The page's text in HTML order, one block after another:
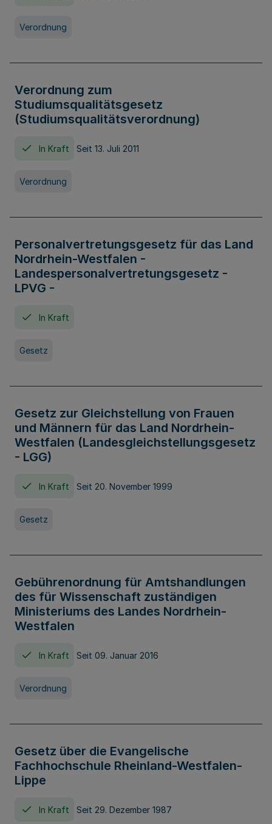
Verordnung
Verordnung zum
Studiumsqualitätsgesetz
(Studiumsqualitätsverordnung)
In Kraft Seit 13. Juli 2011
Verordnung
Personalvertretungsgesetz für das Land
Nordrhein-Westfalen -
Landespersonalvertretungsgesetz -
LPVG -
In Kraft
Gesetz
Gesetz zur Gleichstellung von Frauen
und Männern für das Land Nordrhein-
Westfalen (Landesgleichstellungsgesetz
- LGG)
In Kraft Seit 20. November 1999
Gesetz
Gebührenordnung für Amtshandlungen
des für Wissenschaft zuständigen
Ministeriums des Landes Nordrhein-
Westfalen
In Kraft Seit 09. Januar 2016
Verordnung
Gesetz über die Evangelische
Fachhochschule Rheinland-Westfalen-
Lippe
In Kraft Seit 29. Dezember 1987